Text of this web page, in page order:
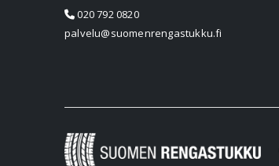
020 792 0820
palvelu@suomenrengastukku.fi